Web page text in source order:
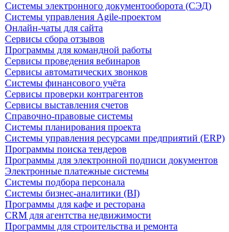
Системы электронного документооборота (СЭД)
Системы управления Agile-проектом
Онлайн-чаты для сайта
Сервисы сбора отзывов
Программы для командной работы
Сервисы проведения вебинаров
Сервисы автоматических звонков
Системы финансового учёта
Сервисы проверки контрагентов
Сервисы выставления счетов
Справочно-правовые системы
Системы планирования проекта
Системы управления ресурсами предприятий (ERP)
Программы поиска тендеров
Программы для электронной подписи документов
Электронные платежные системы
Системы подбора персонала
Системы бизнес-аналитики (BI)
Программы для кафе и ресторана
CRM для агентства недвижимости
Программы для строительства и ремонта